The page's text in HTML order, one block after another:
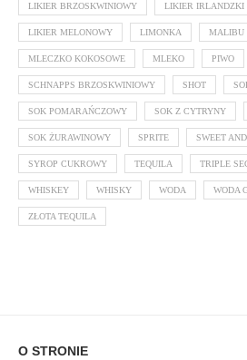
LIKIER BRZOSKWINIOWY LIKIER IRLANDZKI
LIKIER MELONOWY LIMONKA MALIBU
MLECZKO KOKOSOWE MLEKO PIWO
SCHNAPPS BRZOSKWINIOWY SHOT
SOK POMARAŃCZOWY SOK Z CYTRYNY
SOK ŻURAWINOWY SPRITE SWEET
SYROP CUKROWY TEQUILA TRIPLE
WHISKEY WHISKY WODA WODA
ZŁOTA TEQUILA
O STRONIE